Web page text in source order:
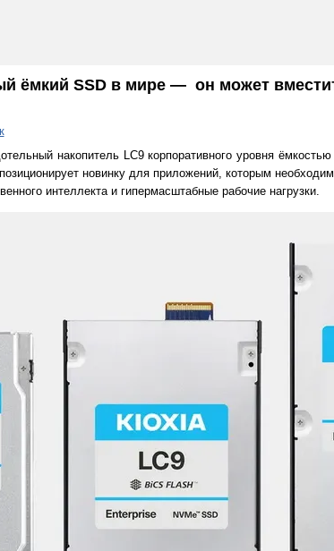
ёмкий SSD в мире — он может
накопитель LC9 корпоративного уровня
новинку для приложений, которым
интеллекта и гипермасштабные рабочие нагрузки.